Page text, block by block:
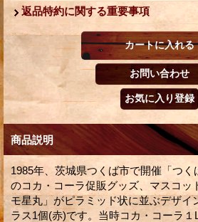
返品特約に関する重要事項
商品説明
1985年、茨城県つくば市で開催「つく
のコカ・コーラ促販グッズ、マスコッ
モ星丸」がピラミッド状に並ぶデザイ
ラス1個(赤)です。当時コカ・コーラ